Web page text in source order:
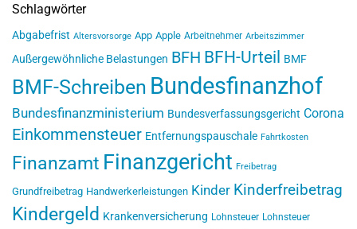
Schlagwörter
Abgabefrist Altersvorsorge App Apple Arbeitnehmer Arbeitszimmer
Außergewöhnliche Belastungen BFH BFH-Urteil BMF
BMF-Schreiben Bundesfinanzhof
Bundesfinanzministerium Bundesverfassungsgericht Corona
Einkommensteuer Entfernungspauschale Fahrtkosten
Finanzamt Finanzgericht Freibetrag
Grundfreibetrag Handwerkerleistungen Kinder Kinderfreibetrag
Kindergeld Krankenversicherung Lohnsteuer Lohnsteuer